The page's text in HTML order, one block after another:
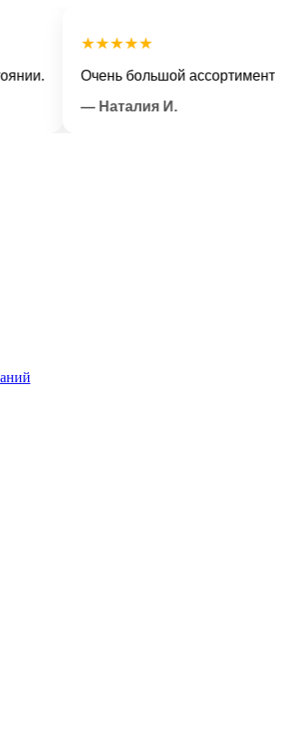
★★★★★
Очень большой ассортимент и
— Наталия И.